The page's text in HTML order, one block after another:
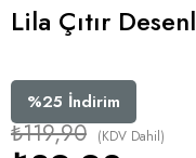
Lila Çıtır
%25 İndirim
₺119,90 (KDV Dahil)